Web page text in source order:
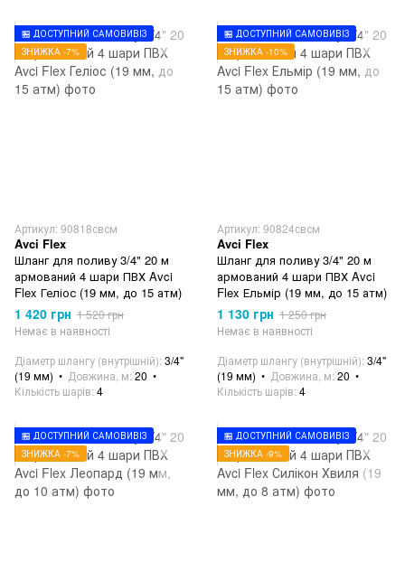
🏪 ДОСТУПНИЙ САМОВИВІЗ
ЗНИЖКА -7%
Артикул: 90818свсм
Avci Flex
Шланг для поливу 3/4" 20 м
армований 4 шари ПВХ Avci
Flex Геліос (19 мм, до 15 атм)
1 420 грн 1 520 грн
Немає в наявності
Діаметр шлангу (внутрішній) 3/4"
(19 мм)
Довжина, м 20
Кількість шарів 4
🏪 ДОСТУПНИЙ САМОВИВІЗ
ЗНИЖКА -10%
Артикул: 90824свсм
Avci Flex
Шланг для поливу 3/4" 20 м
армований 4 шари ПВХ Avci
Flex Ельмір (19 мм, до 15 атм)
1 130 грн 1 250 грн
Немає в наявності
Діаметр шлангу (внутрішній) 3/4"
(19 мм)
Довжина, м 20
Кількість шарів 4
🏪 ДОСТУПНИЙ САМОВИВІЗ
ЗНИЖКА -7%
🏪 ДОСТУПНИЙ САМОВИВІЗ
ЗНИЖКА -9%